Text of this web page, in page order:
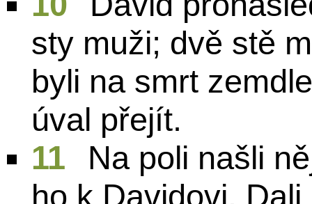
sty muži; dvě stě
byli na smrt
úval přejít.
11
Na poli našli
ho k Davidovi.